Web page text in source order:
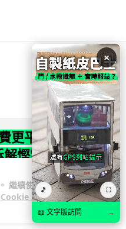
繼續使用
Cookie 政
更平？內地網民
解慳電邏輯
而平過開開關關？內地網民
需 118 元人民幣，有人飆到
×
🎵 ⛶
📖 文字版訪問 →